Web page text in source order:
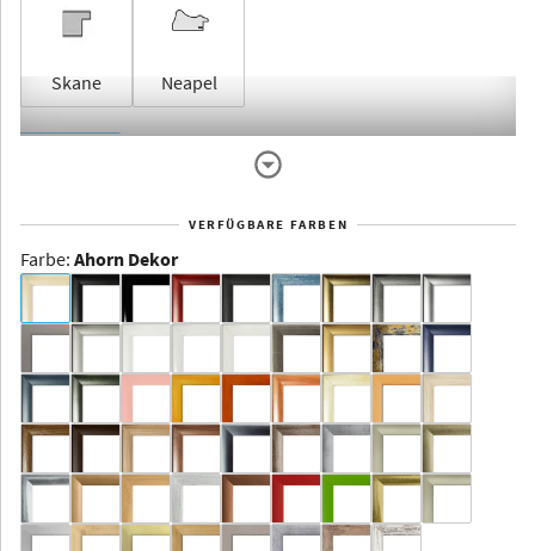
Skane Neapel
Dakota -
Rahmenloser
Aluminium
VERFÜGBARE FARBEN
Farbe: Ahorn Dekor